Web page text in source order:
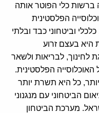
ברשות כלי הפוטר אותה
הפלסטינית
וביטחוני כבד ובלתי
היא בעצם זרוע
לחינוך, לבריאות ולשאר
הפלסטינית.
כל היא תשרת יותר
הביטחוני עם מנגנוני
מערכת הביטחון